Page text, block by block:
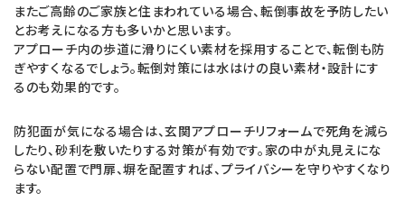
またご高齢のご家族と住まわれている場合、転倒事故を予防したい
とお考えになる方も多いかと思います。
アプローチ内の歩道に滑りにくい素材を採用することで、転倒も防
ぎやすくなるでしょう。転倒対策には水はけの良い素材・設計にす
るのも効果的です。
防犯面が気になる場合は、玄関アプローチリフォームで死角を減ら
したり、砂利を敷いたりする対策が有効です。家の中が丸見えにな
らない配置で門扉、塀を配置すれば、プライバシーを守りやすくなり
ます。